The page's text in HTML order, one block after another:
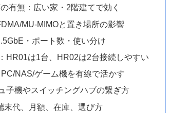
有無：広い家・2階建てで効く
MU-MIMOと置き場所の影響
・ポート数・使い分け
HR01は1台、HR02は2台接続しやすい
NAS/ゲーム機を有線で活かす
子機やスイッチングハブの繋ぎ方
末代、月額、在庫、選び方